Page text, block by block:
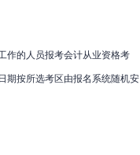
作的人员报考会计从业资格考
期按所选考区由报名系统随机安